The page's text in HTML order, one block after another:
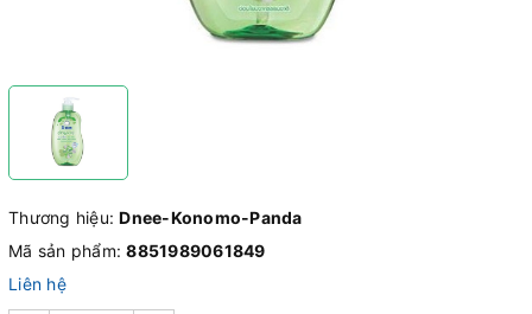
Thương hiệu:Dnee-Konomo-Panda
Mã sản phẩm:8851989061849
Liên hệ